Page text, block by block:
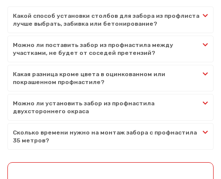
Какой способ установки столбов для забора из профлиста
лучше выбрать, забивка или бетонирование?
Можно ли поставить забор из профнастила между
участками, не будет от соседей претензий?
Какая разница кроме цвета в оцинкованном или
покрашенном профнастиле?
Можно ли установить забор из профнастила
двухстороннего окраса
Сколько времени нужно на монтаж забора с профнастила
35 метров?